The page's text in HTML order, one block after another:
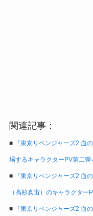
関連記事：
■ 『東京リベンジャーズ2 血
場するキャラクターPV第二弾
■ 『東京リベンジャーズ2 血
（高杉真宙）のキャラクター
■ 『東京リベンジャーズ2 血